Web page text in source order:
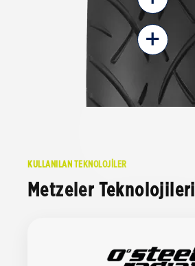
+
KULLANILAN TEKNOLOJİLER
Metzeler Teknolojileri